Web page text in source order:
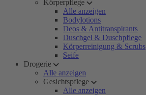
Körperpflege
Alle anzeigen
Bodylotions
Deos & Antitranspirants
Duschgel & Duschpflege
Körperreinigung & Scrubs
Seife
Drogerie
Alle anzeigen
Gesichtspflege
Alle anzeigen